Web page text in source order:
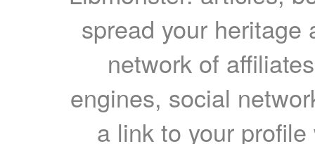
spread your heritage
network of
engines, social
a link to your